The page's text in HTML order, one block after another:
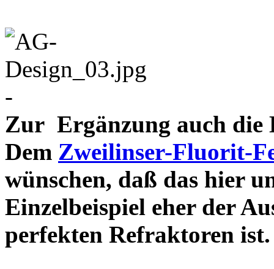
-
Zur Ergänzung auch die
Dem Zweilinser-Fluorit-
wünschen, daß das hier
Einzelbeispiel eher der
perfekten